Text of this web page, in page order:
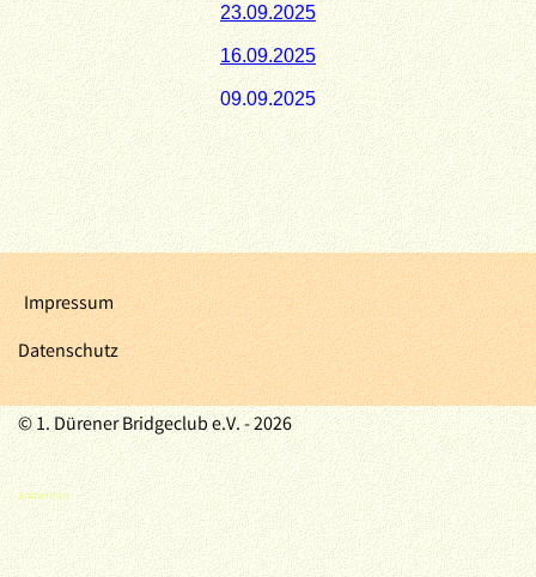
Impressum
Datenschutz
© 1. Dürener Bridgeclub e.V. - 2026
anmelden